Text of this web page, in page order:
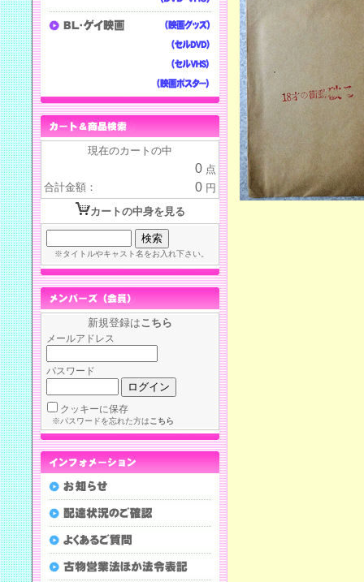
現在のカートの中
0 点
合計金額：
0 円
カートの中身を見る
※タイトルやキャスト名をお入れ下さい。
新規登録はこちら
メールアドレス
パスワード
クッキーに保存
※パスワードを忘れた方はこちら